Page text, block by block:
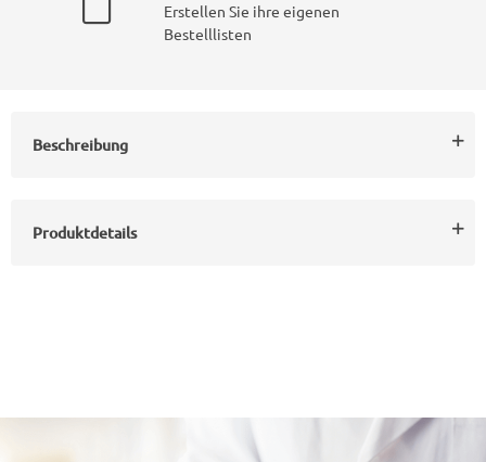
Erstellen Sie ihre eigenen
Bestelllisten
Beschreibung
Produktdetails